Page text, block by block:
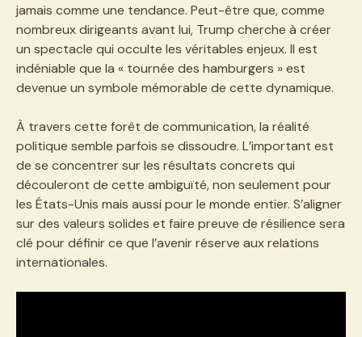
jamais comme une tendance. Peut-être que, comme
nombreux dirigeants avant lui, Trump cherche à créer
un spectacle qui occulte les véritables enjeux. Il est
indéniable que la « tournée des hamburgers » est
devenue un symbole mémorable de cette dynamique.
À travers cette forêt de communication, la réalité
politique semble parfois se dissoudre. L’important est
de se concentrer sur les résultats concrets qui
découleront de cette ambiguïté, non seulement pour
les États-Unis mais aussi pour le monde entier. S’aligner
sur des valeurs solides et faire preuve de résilience sera
clé pour définir ce que l’avenir réserve aux relations
internationales.